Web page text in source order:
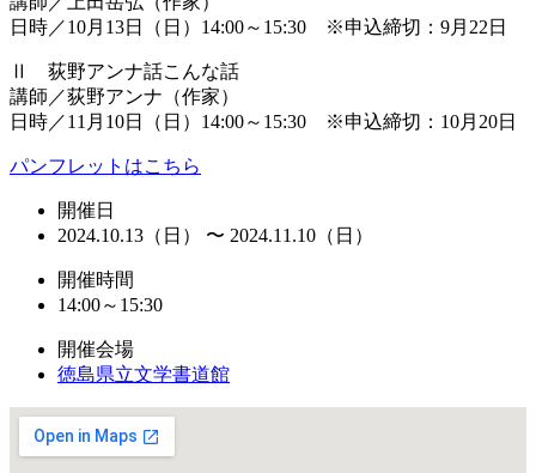
日時／10月13日（日）14:00～15:30 ※申込締切：9月22日
Ⅱ 荻野アンナ話こんな話
講師／荻野アンナ（作家）
日時／11月10日（日）14:00～15:30 ※申込締切：10月20日
パンフレットはこちら
開催日
2024.10.13（日） 〜 2024.11.10（日）
開催時間
14:00～15:30
開催会場
徳島県立文学書道館